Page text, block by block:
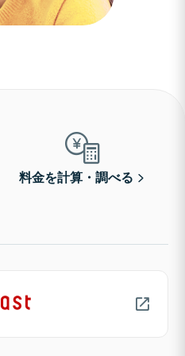
料金を計算・調べる